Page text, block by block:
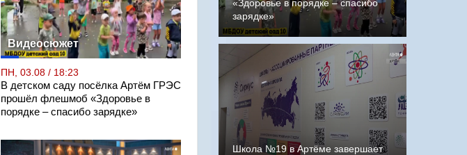
Видеосюжет
ПН, 03.08 / 18:23
В детском саду посёлка Артём ГРЭС
прошёл флешмоб «Здоровье в
порядке – спасибо зарядке»
«Здоровье в порядке – спасибо
зарядке»
Школа №19 в Артёме завершает